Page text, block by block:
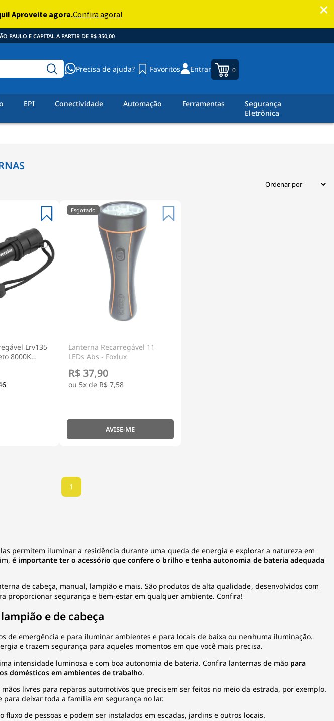
PAULO E CAPITAL A PARTIR DE R$ 350,00
Precisa de ajuda? Favoritos Entrar 0
EPI Conectividade Automação Ferramentas
Segurança
Eletrônica
Lrv135
8000K
Lanterna Recarregável 11
LEDs Abs - Foxlux
R$ 37,90
5x de R$ 7,58
AVISE-ME
1
permitem iluminar a residência durante uma queda de energia e explorar a natureza em
é importante ter o acessório que confere o brilho e tenha autonomia de bateria adequada
de cabeça, manual, lampião e mais. São produtos de alta qualidade, desenvolvidos com
proporcionar segurança e bem-estar em qualquer ambiente. Confira!
e de cabeça
de emergência e para iluminar ambientes e para locais de baixa ou nenhuma iluminação.
e trazem segurança para aqueles momentos em que você mais precisa.
intensidade luminosa e com boa autonomia de bateria. Confira lanternas de mão para
domésticos em ambientes de trabalho.
livres para reparos automotivos que precisem ser feitos no meio da estrada, por exemplo.
deixar toda a família em segurança no lar.
fluxo de pessoas e podem ser instalados em escadas, jardins e outros locais.